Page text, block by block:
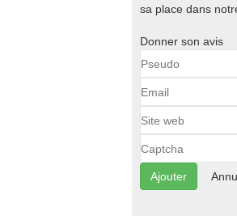
sa place dans
Donner son avis